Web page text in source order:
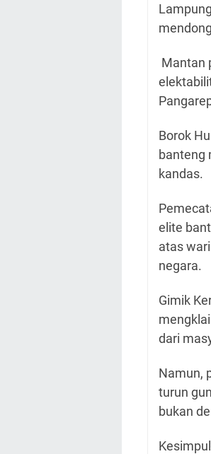
Mantan
Borok
banteng
kandas.
elite
atas
negara.
Gimik
dari
Namun,
turun
bukan